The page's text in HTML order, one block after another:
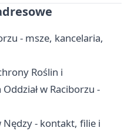
- msze, kancelaria,
Roślin i
w Raciborzu -
- kontakt, filie i